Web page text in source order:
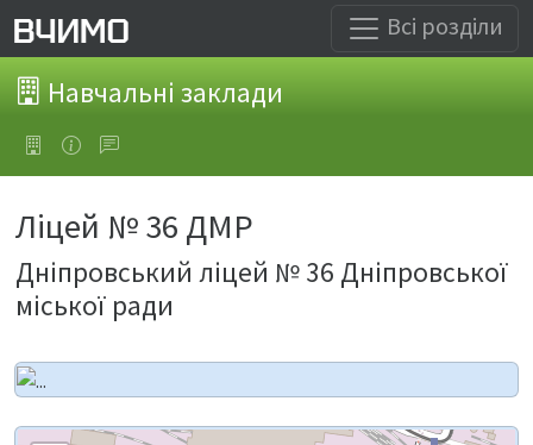
Всі розділи
Навчальні заклади
Ліцей № 36 ДМР
Дніпровський ліцей № 36 Дніпровської
міської ради